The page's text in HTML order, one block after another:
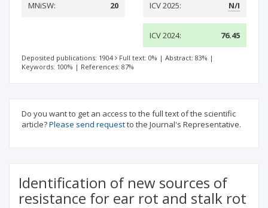
MNiSW:
20 ICV 2025: N/I
ICV 2024: 76.45
Deposited publications: 1904 Full text: 0% | Abstract: 83% |
Keywords: 100% | References: 87%
Do you want to get an access to the full text of the scientific
article?Please send requestto the Journal's Representative.
Identification of new sources of
resistance for ear rot and stalk rot